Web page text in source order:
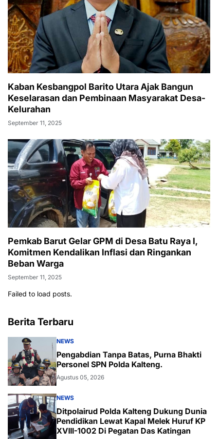
Kaban Kesbangpol Barito Utara Ajak Bangun
Keselarasan dan Pembinaan Masyarakat Desa-
Kelurahan
September 11, 2025
Pemkab Barut Gelar GPM di Desa Batu Raya I,
Komitmen Kendalikan Inflasi dan Ringankan
Beban Warga
September 11, 2025
Failed to load posts.
Berita Terbaru
NEWS
Pengabdian Tanpa Batas, Purna Bhakti
Personel SPN Polda Kalteng.
Agustus 05, 2026
NEWS
Ditpolairud Polda Kalteng Dukung Dunia
Pendidikan Lewat Kapal Melek Huruf KP
XVIII-1002 Di Pegatan Das Katingan